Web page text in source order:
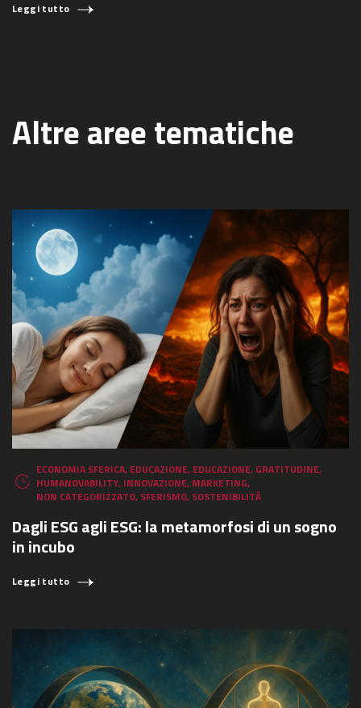
Leggi tutto
Altre aree tematiche
ECONOMIA SFERICA, EDUCAZIONE, EDUCAZIONE, GRATITUDINE,
HUMANOVABILITY, INNOVAZIONE, MARKETING,
NON CATEGORIZZATO, SFERISMO, SOSTENIBILITÀ
Dagli ESG agli ESG: la metamorfosi di un sogno
in incubo
Leggi tutto